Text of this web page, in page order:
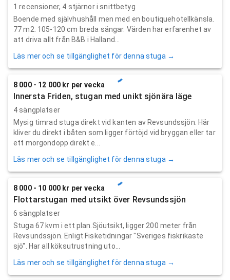
1 recensioner, 4 stjärnor i snittbetyg
Boende med självhushåll men med en boutiquehotellkänsla.
77 m2. 105-120 cm breda sängar. Värden har erfarenhet av
att driva allt från B&B i Halland...
Läs mer och se tillgänglighet för denna stuga →
8 000 - 12 000 kr per vecka
Innersta Friden, stugan med unikt sjönära läge
4 sängplatser
Mysig timrad stuga direkt vid kanten av Revsundssjön. Här
kliver du direkt i båten som ligger förtöjd vid bryggan eller tar
ett morgondopp direkt e...
Läs mer och se tillgänglighet för denna stuga →
8 000 - 10 000 kr per vecka
Flottarstugan med utsikt över Revsundssjön
6 sängplatser
Stuga 67 kvm i ett plan.Sjöutsikt, ligger 200 meter från
Revsundssjön. Enligt Fisketidningar "Sveriges fiskrikaste
sjö". Har all köksutrustning uto...
Läs mer och se tillgänglighet för denna stuga →